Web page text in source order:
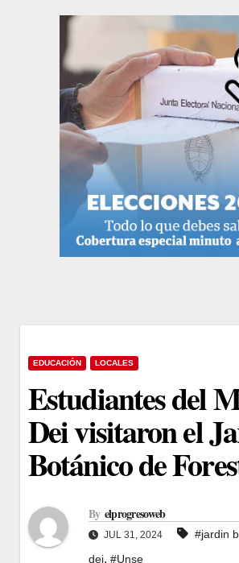
EDUCACIÓN LOCALES
Estudiantes del
Dei visitaron el
Botánico de
By elprogresoweb
JUL 31, 2024 #jardin
dei, #Unse